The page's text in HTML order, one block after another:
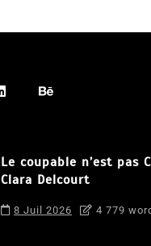
Le coupable n’est pas
Clara Delcourt
8 Juil 2026 4 779